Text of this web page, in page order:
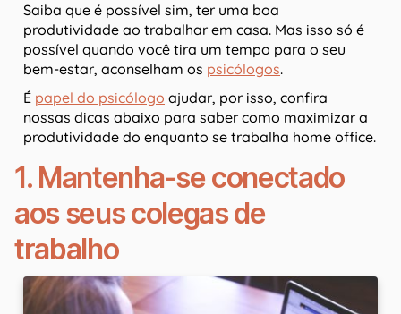
Saiba que é possível sim, ter uma boa
produtividade ao trabalhar em casa. Mas isso só é
possível quando você tira um tempo para o seu
bem-estar, aconselham os psicólogos.
É papel do psicólogo ajudar, por isso, confira
nossas dicas abaixo para saber como maximizar a
produtividade do enquanto se trabalha home office.
1. Mantenha-se conectado
aos seus colegas de
trabalho